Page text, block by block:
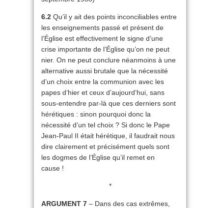
6.2 Qu’il y ait des points inconciliables entre
les enseignements passé et présent de
l’Église est effectivement le signe d’une
crise importante de l’Église qu’on ne peut
nier. On ne peut conclure néanmoins à une
alternative aussi brutale que la nécessité
d’un choix entre la communion avec les
papes d’hier et ceux d’aujourd’hui, sans
sous-entendre par-là que ces derniers sont
hérétiques : sinon pourquoi donc la
nécessité d’un tel choix ? Si donc le Pape
Jean-Paul II était hérétique, il faudrait nous
dire clairement et précisément quels sont
les dogmes de l’Église qu’il remet en
cause !
*
ARGUMENT 7 – Dans des cas extrêmes,